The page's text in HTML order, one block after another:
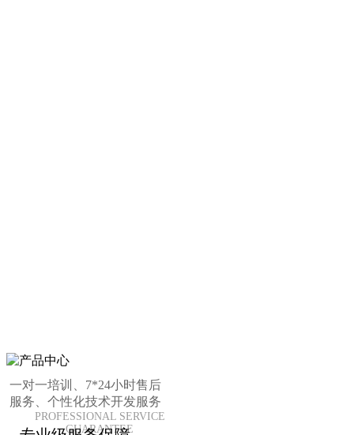
一对一培训、7*24小时售后
服务、个性化技术开发服务
PROFESSIONAL SERVICE
GUARANTEE